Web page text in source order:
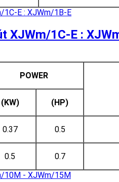
XJWm/1C-E :
POWER
(KW) (HP)
0.37 0.5
0.5 0.7